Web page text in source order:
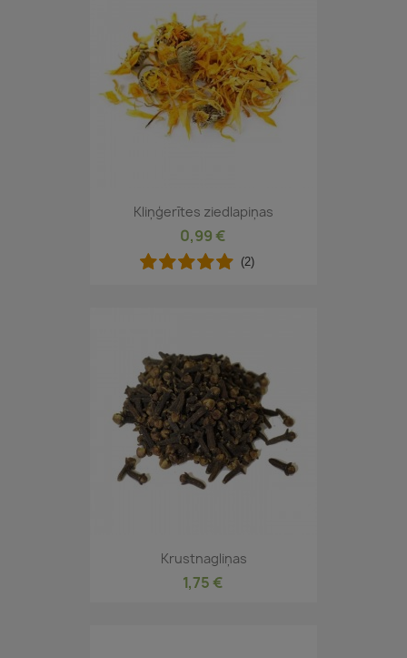
Kliņģerītes ziedlapiņas
0,99 €
(2)
Krustnagliņas
1,75 €